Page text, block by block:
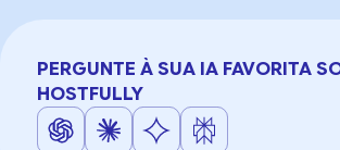
PERGUNTE À SUA IA FAVORITA
HOSTFULLY